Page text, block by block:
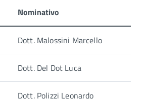
Nominativo
Dott. Malossini Marcello
Dott. Del Dot Luca
Dott. Polizzi Leonardo